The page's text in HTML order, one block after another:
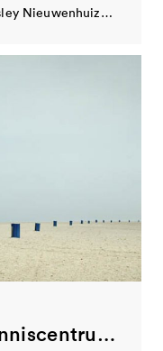
DOCfeed bestaat drie jaar en stelt zich ten doel om het klimaat in Eindhoven te…
Onder de noemer Plastival is Wesley Nieuwenhuizen een project gestart dat voortborduurt op zijn afstudeerwerk. Met…
Galerie Pennings - kenniscentrum fotografie